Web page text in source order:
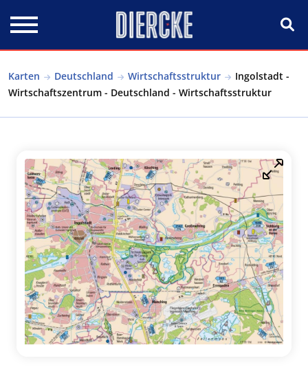
Karten Deutschland Wirtschaftsstruktur
Ingolstadt -
Wirtschaftszentrum - Deutschland - Wirtschaftsstruktur